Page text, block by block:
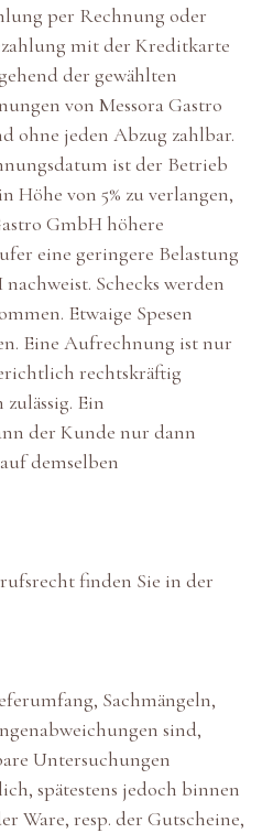
per Rechnung oder
mit der Kreditkarte
der gewählten
von Messora Gastro
ohne jeden Abzug zahlbar.
ist der Betrieb
Höhe von 5% zu verlangen,
GmbH höhere
eine geringere Belastung
Schecks werden
Etwaige Spesen
Eine Aufrechnung ist nur
rechtskräftig
Ein
der Kunde nur dann
demselben
finden Sie in der
Sachmängeln,
sind,
Untersuchungen
spätestens jedoch binnen
Ware, resp. der Gutscheine,